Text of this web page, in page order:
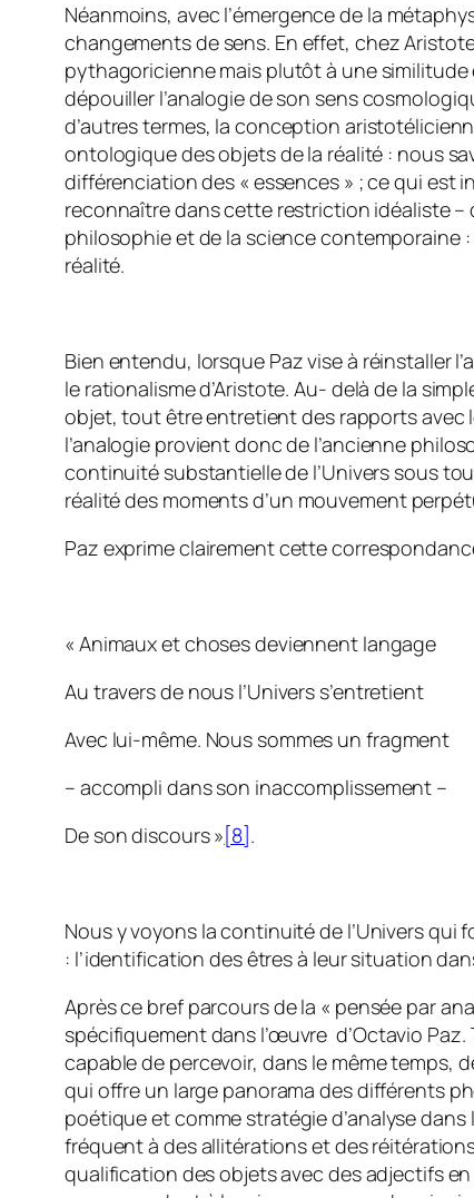
Néanmoins, avec l’émergence de la
changements de sens. En effet, chez Aristote
pythagoricienne mais plutôt à une
dépouiller l’analogie de son sens
d’autres termes, la conception
ontologique des objets de la réalité : nous
différenciation des « essences » ; ce qui est
reconnaître dans cette restriction idéaliste –
philosophie et de la science contemporaine
réalité.
Bien entendu, lorsque Paz vise à réinstaller
le rationalisme d’Aristote. Au- delà de la
objet, tout être entretient des rapports avec
l’analogie provient donc de l’ancienne
continuité substantielle de l’Univers sous
réalité des momentsd’un mouvement
Paz exprime clairement cette
« Animaux et choses deviennent langage
Au travers de nous l’Univers s’entretient
Avec lui-même. Nous sommes un fragment
– accompli dans son inaccomplissement –
De son discours »[8].
Nous y voyons la continuité de l’Univers qui
: l’identification des êtres à leur situation
Après ce bref parcours de la « pensée par
spécifiquement dans l’œuvre d’Octavio
capable de percevoir, dans le même temps,
qui offre un large panorama des différents
poétique et comme stratégie d’analyse
fréquent à des allitérations et des
qualification des objets avec des adjectifs